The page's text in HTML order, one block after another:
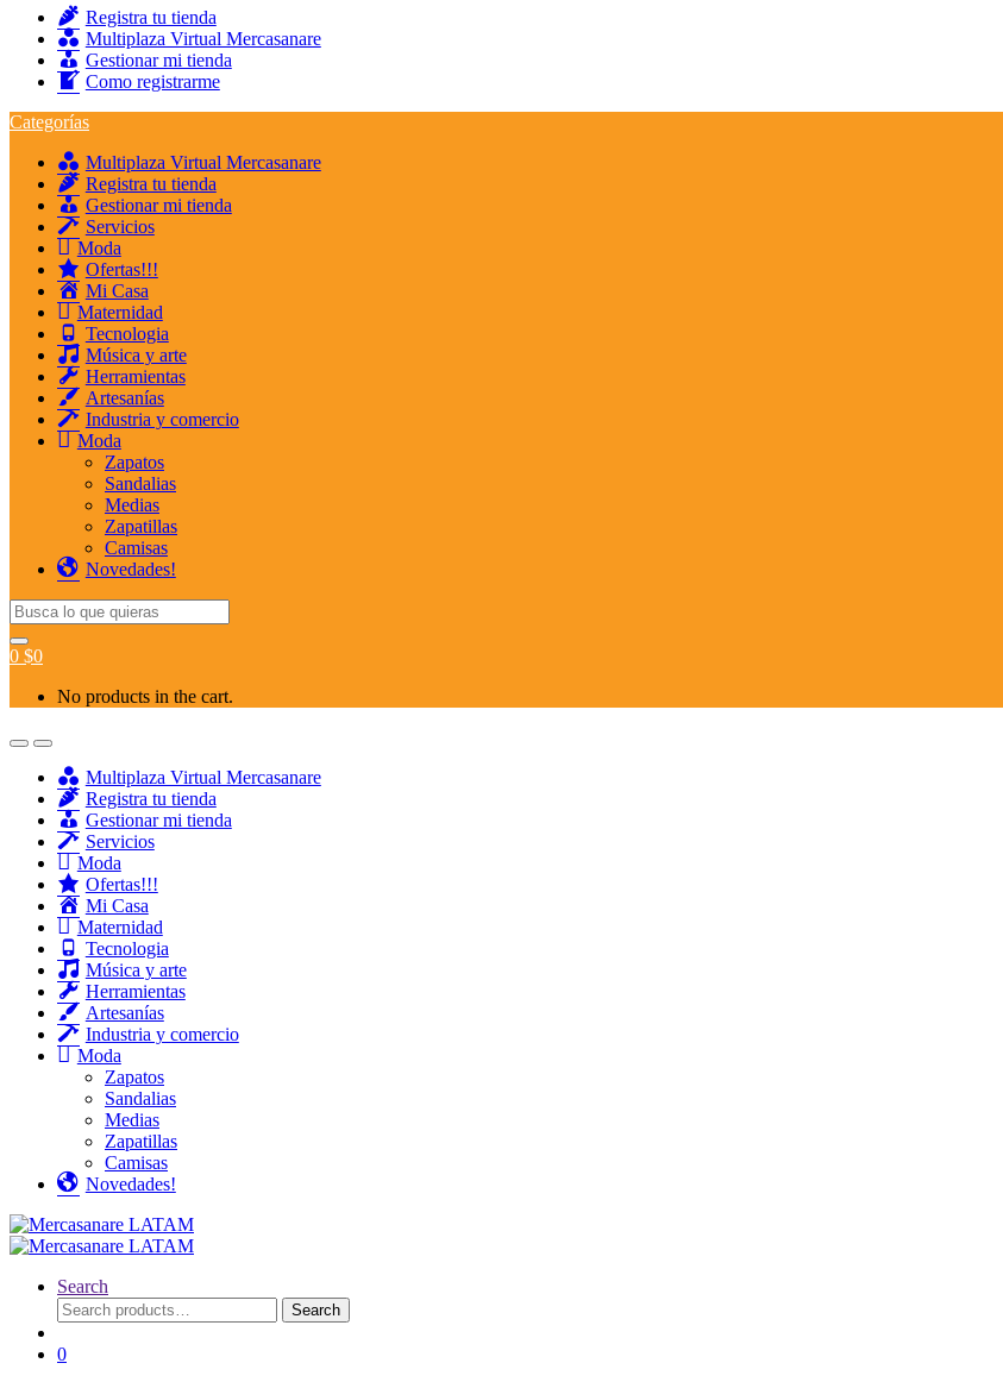
Registra tu tienda
Multiplaza Virtual Mercasanare
Gestionar mi tienda
Como registrarme
Categorías
Multiplaza Virtual Mercasanare
Registra tu tienda
Gestionar mi tienda
Servicios
Moda
Ofertas!!!
Mi Casa
Maternidad
Tecnologia
Música y arte
Herramientas
Artesanías
Industria y comercio
Moda
Zapatos
Sandalias
Medias
Zapatillas
Camisas
Novedades!
Search for:
0 $0
No products in the cart.
Multiplaza Virtual Mercasanare
Registra tu tienda
Gestionar mi tienda
Servicios
Moda
Ofertas!!!
Mi Casa
Maternidad
Tecnologia
Música y arte
Herramientas
Artesanías
Industria y comercio
Moda
Zapatos
Sandalias
Medias
Zapatillas
Camisas
Novedades!
Search
Search
for:
Search
0